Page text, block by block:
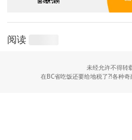
阅读
未经允许不得转
在BC省吃饭还要给地税了?!各种